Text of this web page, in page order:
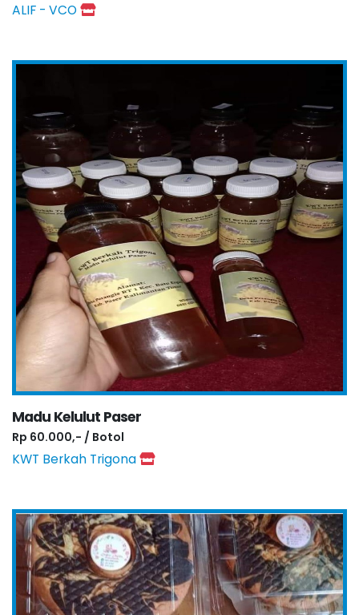
ALIF - VCO
Madu Kelulut Paser
Rp 60.000,- / Botol
KWT Berkah Trigona